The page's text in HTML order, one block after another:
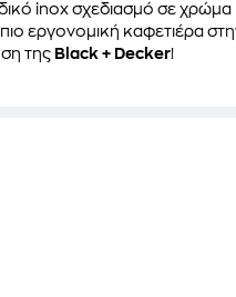
inox σχεδιασμό σε
πιο εργονομική καφετιέρα
της Black + Decker!